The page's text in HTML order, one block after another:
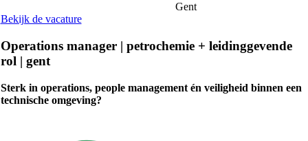
Gent
Bekijk de vacature
Operations manager | petrochemie + leidinggevende
rol | gent
Sterk in operations, people management én veiligheid binnen een
technische omgeving?